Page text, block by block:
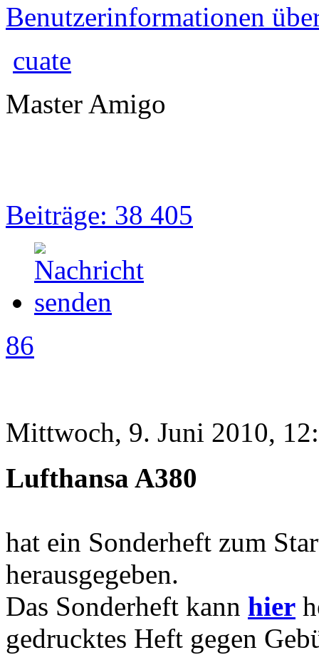
Benutzerinformationen
cuate
Master Amigo
Beiträge: 38 405
86
Mittwoch, 9. Juni 2010,
Lufthansa A380
hat ein Sonderheft zum
herausgegeben.
Das Sonderheft kann hier
gedrucktes Heft gegen